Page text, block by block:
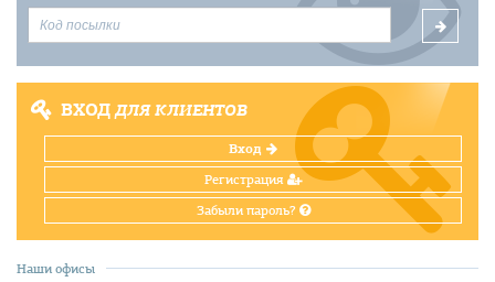
ВХОДДЛЯ КЛИЕНТОВ
Вход
Регистрация
Забыли пароль?
Наши офисы